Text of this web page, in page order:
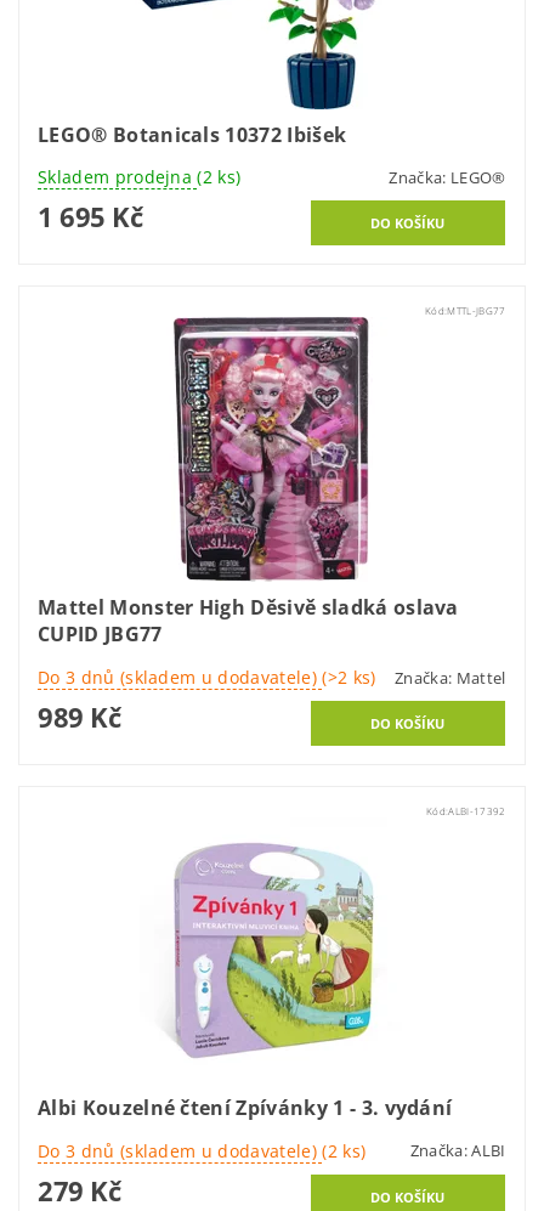
LEGO® Botanicals 10372 Ibišek
Skladem prodejna(2 ks) Značka: LEGO®
1 695 Kč
Kód:MTTL-JBG77
Mattel Monster High Děsivě sladká oslava
CUPID JBG77
Do 3 dnů (skladem u dodavatele)(>2 ks) Značka: Mattel
989 Kč
Kód:ALBI-17392
Albi Kouzelné čtení Zpívánky 1 - 3. vydání
Do 3 dnů (skladem u dodavatele)(2 ks) Značka:ALBI
279 Kč